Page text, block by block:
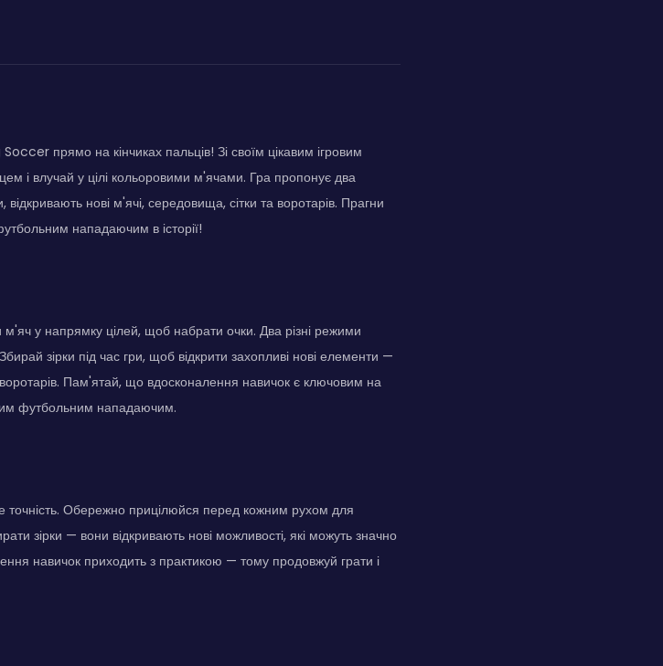
прямо на кінчиках пальців! Зі своїм цікавим ігровим
і влучай у цілі кольоровими м'ячами. Гра пропонує два
відкривають нові м'ячі, середовища, сітки та воротарів. Прагни
нападаючим в історії!
у напрямку цілей, щоб набрати очки. Два різні режими
зірки під час гри, щоб відкрити захопливі нові елементи —
Пам'ятай, що вдосконалення навичок є ключовим на
футбольним нападаючим.
Обережно прицілюйся перед кожним рухом для
зірки — вони відкривають нові можливості, які можуть значно
навичок приходить з практикою — тому продовжуй грати і